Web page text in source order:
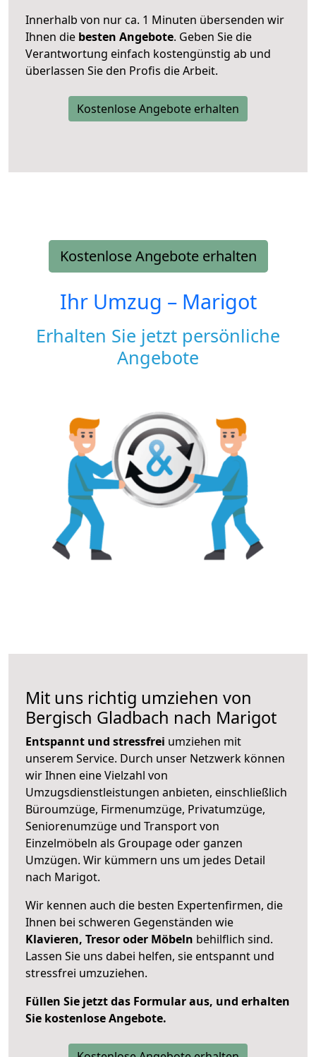
Innerhalb von nur ca. 1 Minuten übersenden wir
Ihnen die besten Angebote. Geben Sie die
Verantwortung einfach kostengünstig ab und
überlassen Sie den Profis die Arbeit.
Kostenlose Angebote erhalten
Kostenlose Angebote erhalten
Ihr Umzug – Marigot
Erhalten Sie jetzt persönliche
Angebote
Mit uns richtig umziehen von
Bergisch Gladbach nach Marigot
Entspannt und stressfrei umziehen mit
unserem Service. Durch unser Netzwerk können
wir Ihnen eine Vielzahl von
Umzugsdienstleistungen anbieten, einschließlich
Büroumzüge, Firmenumzüge, Privatumzüge,
Seniorenumzüge und Transport von
Einzelmöbeln als Groupage oder ganzen
Umzügen. Wir kümmern uns um jedes Detail
nach Marigot.
Wir kennen auch die besten Expertenfirmen, die
Ihnen bei schweren Gegenständen wie
Klavieren, Tresor oder Möbeln behilflich sind.
Lassen Sie uns dabei helfen, sie entspannt und
stressfrei umzuziehen.
Füllen Sie jetzt das Formular aus, und erhalten
Sie kostenlose Angebote.